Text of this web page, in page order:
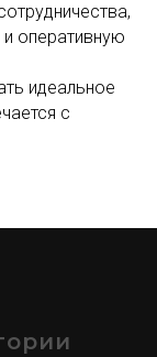
оперативную
идеальное
с